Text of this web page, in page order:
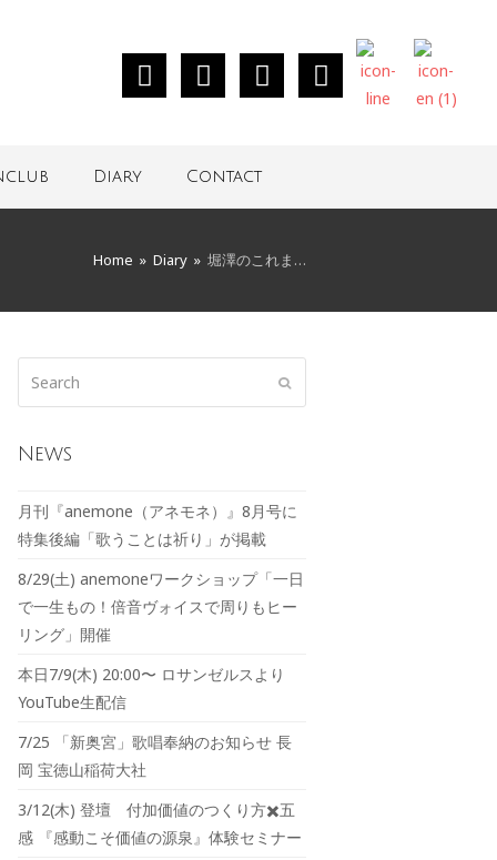
Diary Contact
Home » Diary » 堀澤のこれま…
News
月刊『anemone（アネモネ）』8月号に
特集後編「歌うことは祈り」が掲載
8/29(土) anemoneワークショップ「一日
で一生もの！倍音ヴォイスで周りもヒー
リング」開催
本日7/9(木) 20:00〜 ロサンゼルスより
YouTube生配信
7/25 「新奥宮」歌唱奉納のお知らせ 長
岡 宝徳山稲荷大社
3/12(木) 登壇 付加価値のつくり方✖️五
感 『感動こそ価値の源泉』体験セミナー